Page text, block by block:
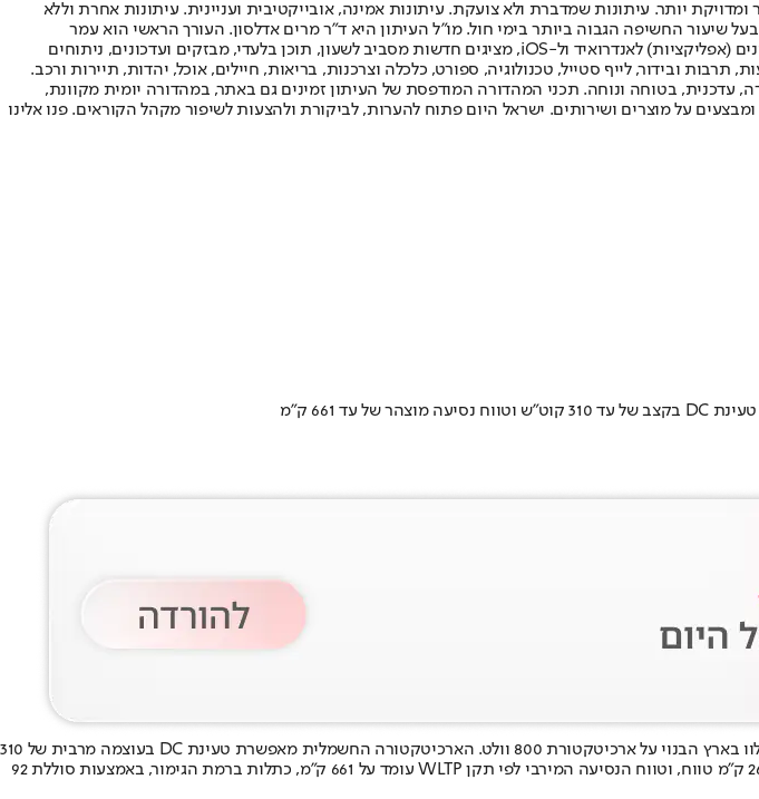
יותר. עיתונות שמדברת ולא צועקת. עיתונות אמינה, אובייקטיבית ועניינית. עיתונות אחרת וללא
2007, וב-2010 הפך "ישראל היום" לעיתון הישראלי בעל שיעור החשיפה הגבוה ביותר בימי חול. מו"ל העיתון היא ד"ר מרים אדלסון. העורך הראשי הוא עמר
לחמנוביץ, והעורך המייסד הוא עמוס רגב. אתרי האינטרנט של "ישראל היום" בעברית ובאנגלית, כמו כן היישומונים (אפליקציות) לאנדרואיד ול-iOS, מציגים חדשות מסביב לשעון, תוכן בלעדי, מבזקים ועדכונים, ניתוחים
ובידור, לייף סטייל, טכנולוגיה, ספורט, כלכלה וצרכנות, בריאות, חיילים, אוכל, יהדות, תיירות ורכב.
עדכנית, בטוחה ונוחה. תכני המהדורה המודפסת של העיתון זמינים גם באתר, במהדורה יומית מקוונת,
על מוצרים ושירותים. ישראל היום פתוח להערות, לביקורת ולהצעות לשיפור מקהל הקוראים. פנו אלינו
בארץ הבנוי על ארכיטקטורת 800 וולט
. הארכיטקטורה החשמלית מאפשרת טעינת DC בעוצמה מרבית של 310
קילוואט, לצד טעינת AC בהספק 11 קילוואט. על פי נתוני היצרן, טעינה מהירה של 10 דקות יכולה להוסיף עד 260 ק״מ טווח, וטווח הנסיעה המירבי לפי תקן WLTP עומד על 661 ק״מ, כתלות ברמת הגימור, באמצעות סוללת 92